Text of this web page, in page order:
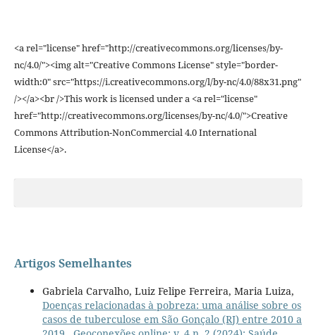
<a rel="license" href="http://creativecommons.org/licenses/by-
nc/4.0/"><img alt="Creative Commons License" style="border-
width:0" src="https://i.creativecommons.org/l/by-nc/4.0/88x31.png"
/></a><br />This work is licensed under a <a rel="license"
href="http://creativecommons.org/licenses/by-nc/4.0/">Creative
Commons Attribution-NonCommercial 4.0 International
License</a>.
Artigos Semelhantes
Gabriela Carvalho, Luiz Felipe Ferreira, Maria Luiza,
Doenças relacionadas à pobreza: uma análise sobre os
casos de tuberculose em São Gonçalo (RJ) entre 2010 a